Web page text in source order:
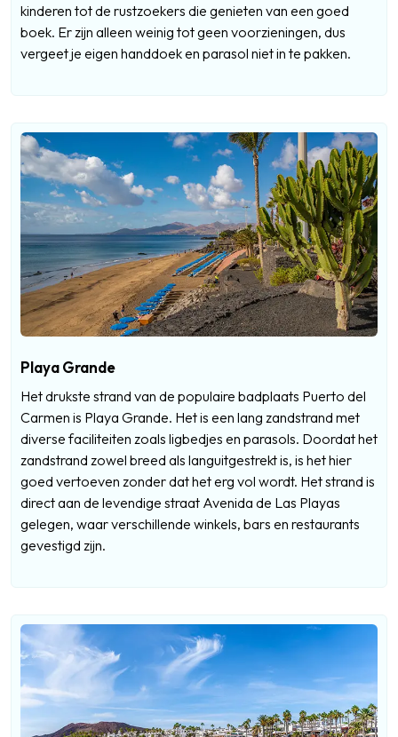
kinderen tot de rustzoekers die genieten van een goed
boek. Er zijn alleen weinig tot geen voorzieningen, dus
vergeet je eigen handdoek en parasol niet in te pakken.
Playa Grande
Het drukste strand van de populaire badplaats Puerto del
Carmen is Playa Grande. Het is een lang zandstrand met
diverse faciliteiten zoals ligbedjes en parasols. Doordat het
zandstrand zowel breed als languitgestrekt is, is het hier
goed vertoeven zonder dat het erg vol wordt. Het strand is
direct aan de levendige straat Avenida de Las Playas
gelegen, waar verschillende winkels, bars en restaurants
gevestigd zijn.